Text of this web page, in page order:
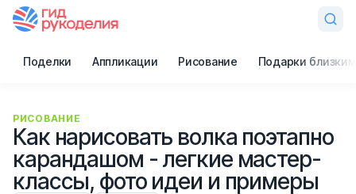
Поделки Аппликации Рисование Подарки близким
РИСОВАНИЕ
Как нарисовать волка поэтапно
карандашом - легкие мастер-
классы, фото идеи и примеры